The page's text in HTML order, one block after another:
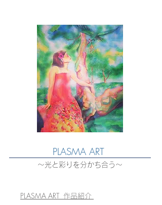
PLASMA ART
〜光と彩りを分かち合う〜
PLASMA ART 作品紹介